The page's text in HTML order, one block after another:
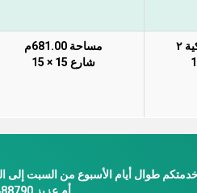
٢
مساحة 681.00م
شارع 15 × 15
طوال أيام الأسبوع من السبت